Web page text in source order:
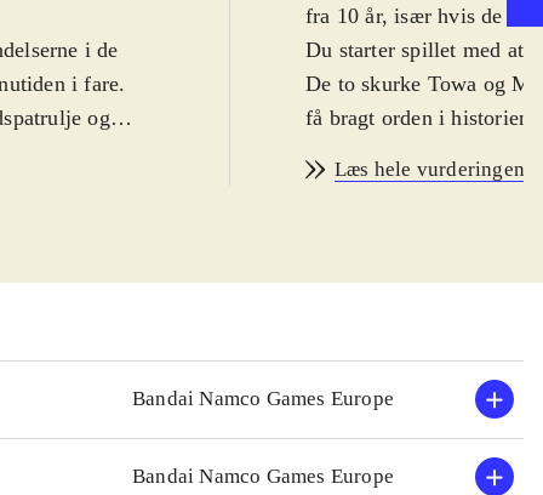
i de
i fare.
og
undervisning
skurkene
fra 10 år, især hvis de er
Du starter spillet med at
De to skurke Towa og
få bragt orden i
helst vil og tilpasse den
for nybegyndere og der
farverige grafik passer
luften og på jorden.
Spillet minder meget
Z - ultimate tenkaichi
Læs hele vurderingen
Bandai Namco Games Europe
Bandai Namco Games Europe